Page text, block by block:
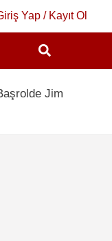
Yap / Kayıt Ol
Jim